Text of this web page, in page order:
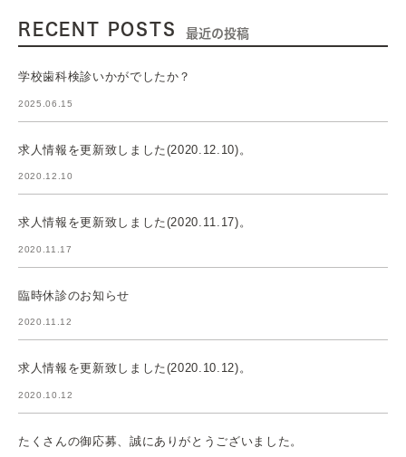
RECENT POSTS 最近の投稿
学校歯科検診いかがでしたか？
2025.06.15
求人情報を更新致しました(2020.12.10)。
2020.12.10
求人情報を更新致しました(2020.11.17)。
2020.11.17
臨時休診のお知らせ
2020.11.12
求人情報を更新致しました(2020.10.12)。
2020.10.12
たくさんの御応募、誠にありがとうございました。